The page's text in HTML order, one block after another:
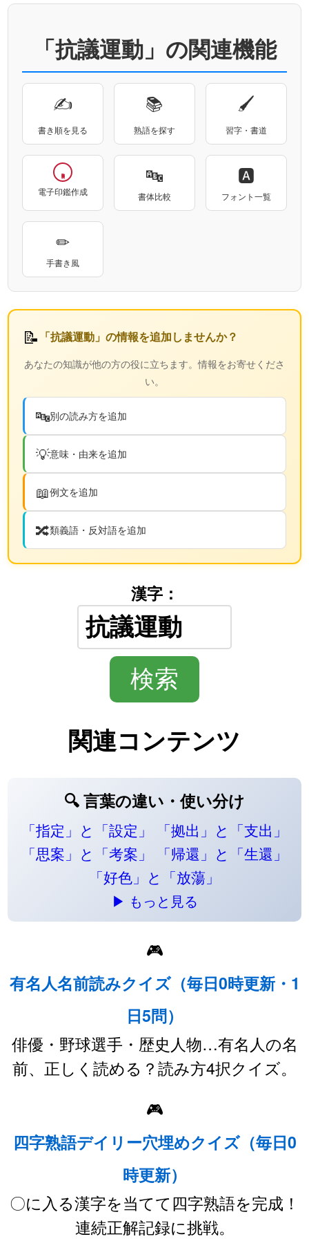
「抗議運動」の関連機能
✍
書き順を見る
📚
熟語を探す
🖌
習字・書道
電子印鑑作成
🔤
書体比較
🅰
フォント一覧
✏
手書き風
📝 「抗議運動」の情報を追加しませんか？
あなたの知識が他の方の役に立ちます。情報をお寄せくださ
い。
🔤別の読み方を追加
💡意味・由来を追加
📖例文を追加
🔀類義語・反対語を追加
漢字：
関連コンテンツ
🔍 言葉の違い・使い分け
「指定」と「設定」
「拠出」と「支出」
「思案」と「考案」
「帰還」と「生還」
「好色」と「放蕩」
▶ もっと見る
🎮
有名人名前読みクイズ（毎日0時更新・1
日5問）
俳優・野球選手・歴史人物…有名人の名
前、正しく読める？読み方4択クイズ。
🎮
四字熟語デイリー穴埋めクイズ（毎日0
時更新）
〇に入る漢字を当てて四字熟語を完成！
連続正解記録に挑戦。